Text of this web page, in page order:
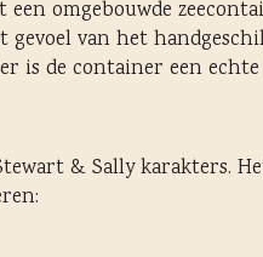
omgebouwde
van het
de container een echte
& Sally karakters.